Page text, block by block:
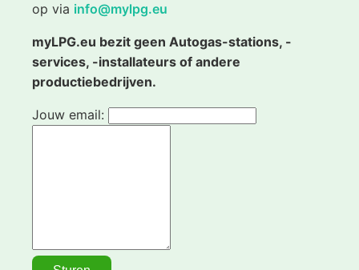
op via info@mylpg.eu
myLPG.eu bezit geen Autogas-stations, -
services, -installateurs of andere
productiebedrijven.
Jouw email: